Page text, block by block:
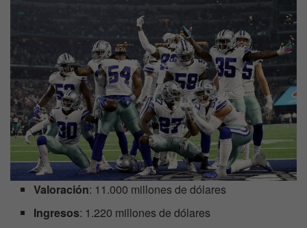
Valoración: 11.000 millones de dólares
Ingresos: 1.220 millones de dólares